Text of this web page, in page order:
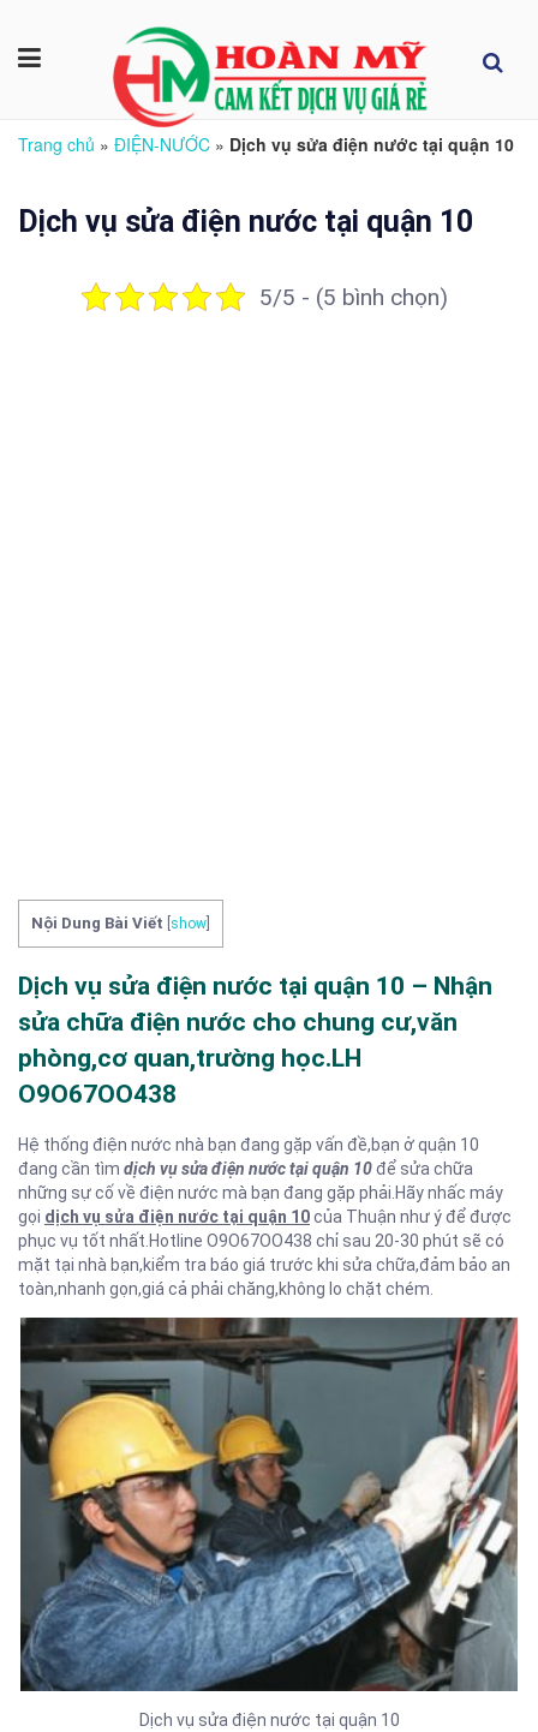
Trang chủ » ĐIỆN-NƯỚC » Dịch vụ sửa điện nước tại quận 10
Dịch vụ sửa điện nước tại quận 10
5/5 - (5 bình chọn)
Nội Dung Bài Viết show
Dịch vụ sửa điện nước tại quận 10 – Nhận
sửa chữa điện nước cho chung cư,văn
phòng,cơ quan,trường học.LH
O9O67OO438
Hệ thống điện nước nhà bạn đang gặp vấn đề,bạn ở quận 10
đang cần tìm dịch vụ sửa điện nước tại quận 10để sửa chữa
những sự cố về điện nước mà bạn đang gặp phải.Hãy nhấc máy
gọi dịch vụ sửa điện nước tại quận 10của Thuận như ý để được
phục vụ tốt nhất.Hotline O9O67OO438 chỉ sau 20-30 phút sẽ có
mặt tại nhà bạn,kiểm tra báo giá trước khi sửa chữa,đảm bảo an
toàn,nhanh gọn,giá cả phải chăng,không lo chặt chém.
Dịch vụ sửa điện nước tại quận 10